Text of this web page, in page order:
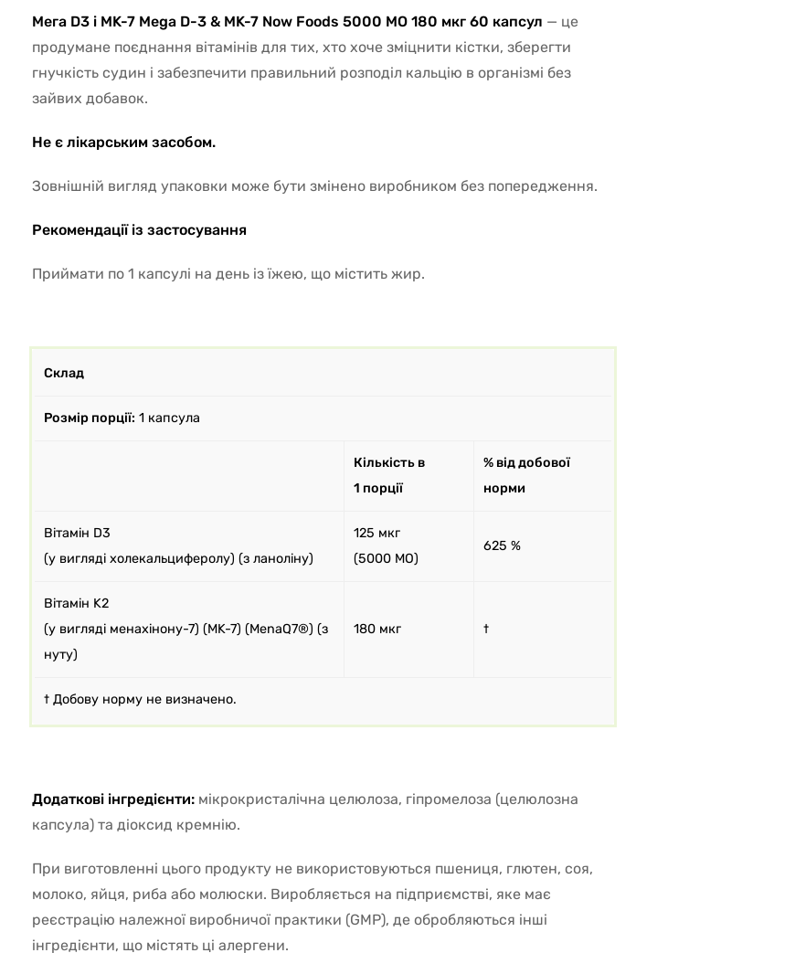
Мега D3 і MK-7 Mega D-3 & MK-7 Now Foods 5000 МО 180 мкг 60 капсул — це
продумане поєднання вітамінів для тих, хто хоче зміцнити кістки, зберегти
гнучкість судин і забезпечити правильний розподіл кальцію в організмі без
зайвих добавок.
Не є лікарським засобом.
Зовнішній вигляд упаковки може бути змінено виробником без попередження.
Рекомендації із застосування
Приймати по 1 капсулі на день із їжею, що містить жир.
Склад
Розмір порції: 1 капсула
Кількість в
1 порції
% від добової
норми
Вітамін D3
(у вигляді холекальциферолу) (з ланоліну)
125 мкг
(5000 МО)
625 %
Вітамін K2
(у вигляді менахінону-7) (MK-7) (MenaQ7®) (з
нуту)
180 мкг †
† Добову норму не визначено.
Додаткові інгредієнти: мікрокристалічна целюлоза, гіпромелоза (целюлозна
капсула) та діоксид кремнію.
При виготовленні цього продукту не використовуються пшениця, глютен, соя,
молоко, яйця, риба або молюски. Виробляється на підприємстві, яке має
реєстрацію належної виробничої практики (GMP), де обробляються інші
інгредієнти, що містять ці алергени.